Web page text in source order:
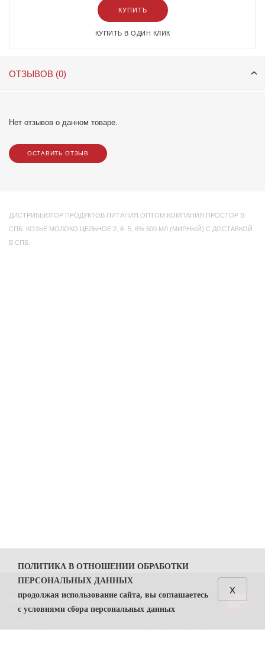
КУПИТЬ
КУПИТЬ В ОДИН КЛИК
ОТЗЫВОВ (0)
Нет отзывов о данном товаре.
ОСТАВИТЬ ОТЗЫВ
ДИСТРИБЬЮТОР ПРОДУКТОВ ПИТАНИЯ ОПТОМ КОМПАНИЯ ПРОСТОР В
СПБ. КОЗЬЕ МОЛОКО ЦЕЛЬНОЕ 2 8- 5 6% 500 МЛ (МИРНЫЙ) С ДОСТАВКОЙ
В СПБ.
КАТАЛОГ О НАС
ПОЛИТИКА В ОТНОШЕНИИ ОБРАБОТКИ
ПЕРСОНАЛЬНЫХ ДАННЫХ
продолжая использование сайта, вы соглашаетесь
с условиями сбора персональных данных
x